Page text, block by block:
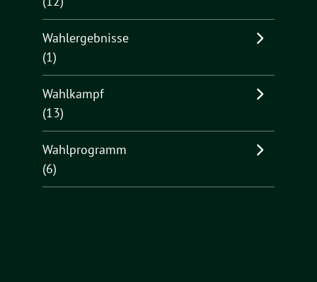
Wahlergebnisse
(1)
Wahlkampf
(13)
Wahlprogramm
(6)